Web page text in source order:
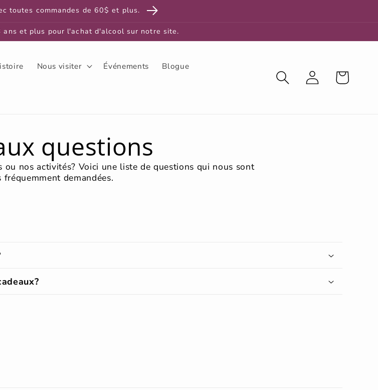
toutes commandes de 60$ et plus.
et plus pour l'achat d'alcool sur notre site.
Nous visiter Événements Blogue
questions
ou nos activités? Voici une liste de questions qui nous sont
fréquemment demandées.